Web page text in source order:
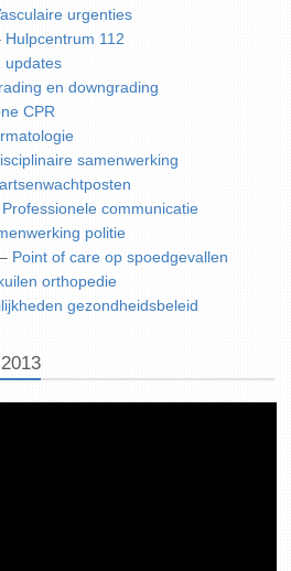
urgenties
Hulpcentrum 112
updates
en downgrading
CPR
samenwerking
Professionele communicatie
politie
Point of care op spoedgevallen
orthopedie
gezondheidsbeleid